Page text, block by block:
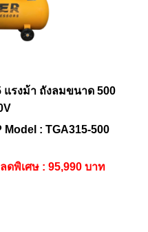
แรงม้า ถังลมขนาด 500
: TGA315-500
ดพิเศษ : 95,990 บาท